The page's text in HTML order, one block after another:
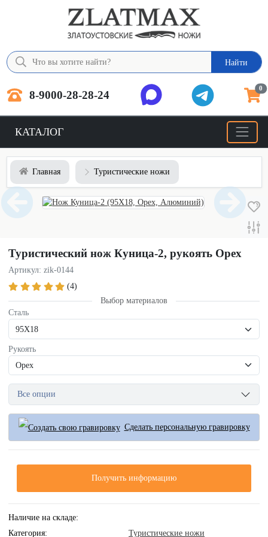
Найти
8-9000-28-28-24 0
КАТАЛОГ
Главная Туристические ножи
Туристический нож Куница-2, рукоять Орех
Артикул: zik-0144
(4)
Выбор материалов
Сталь
Рукоять
Все опции
Сделать персональную гравировку
Получить информацию
Наличие на складе:
Категория:
Туристические ножи